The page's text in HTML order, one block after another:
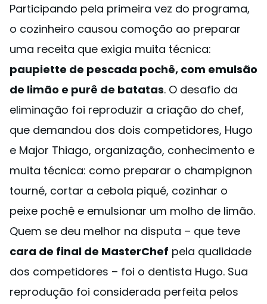
Participando pela primeira vez do programa,
o cozinheiro causou comoção ao preparar
uma receita que exigia muita técnica:
paupiette de pescada pochê, com emulsão
de limão e purê de batatas. O desafio da
eliminação foi reproduzir a criação do chef,
que demandou dos dois competidores, Hugo
e Major Thiago, organização, conhecimento e
muita técnica: como preparar o champignon
tourné, cortar a cebola piqué, cozinhar o
peixe pochê e emulsionar um molho de limão.
Quem se deu melhor na disputa – que teve
cara de final de MasterChef pela qualidade
dos competidores – foi o dentista Hugo. Sua
reprodução foi considerada perfeita pelos